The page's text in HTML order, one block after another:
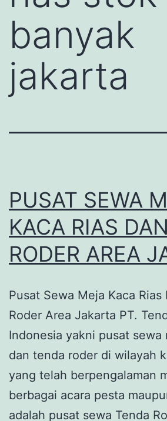
banyak
jakarta
PUSAT SEWA
KACA RIAS
RODER AREA
Pusat Sewa Meja Kaca Rias
Roder Area Jakarta PT.
Indonesia yakni pusat sewa
dan tenda roder di wilayah
yang telah berpengalaman
berbagai acara pesta
adalah pusat sewa Tenda